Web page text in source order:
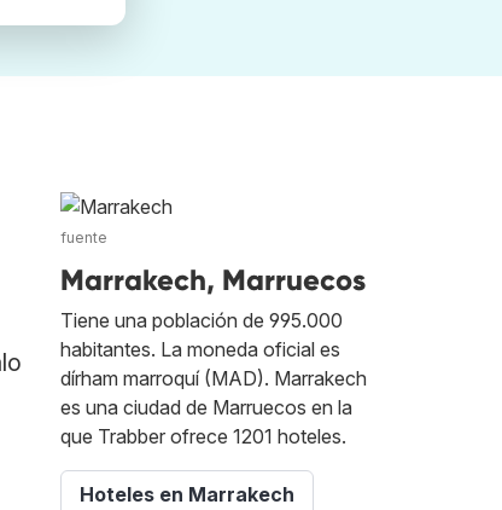
fuente
Marrakech, Marruecos
Tiene una población de 995.000
habitantes. La moneda oficial es
dírham marroquí (MAD). Marrakech
es una ciudad de Marruecos en la
que Trabber ofrece 1201 hoteles.
Hoteles en Marrakech